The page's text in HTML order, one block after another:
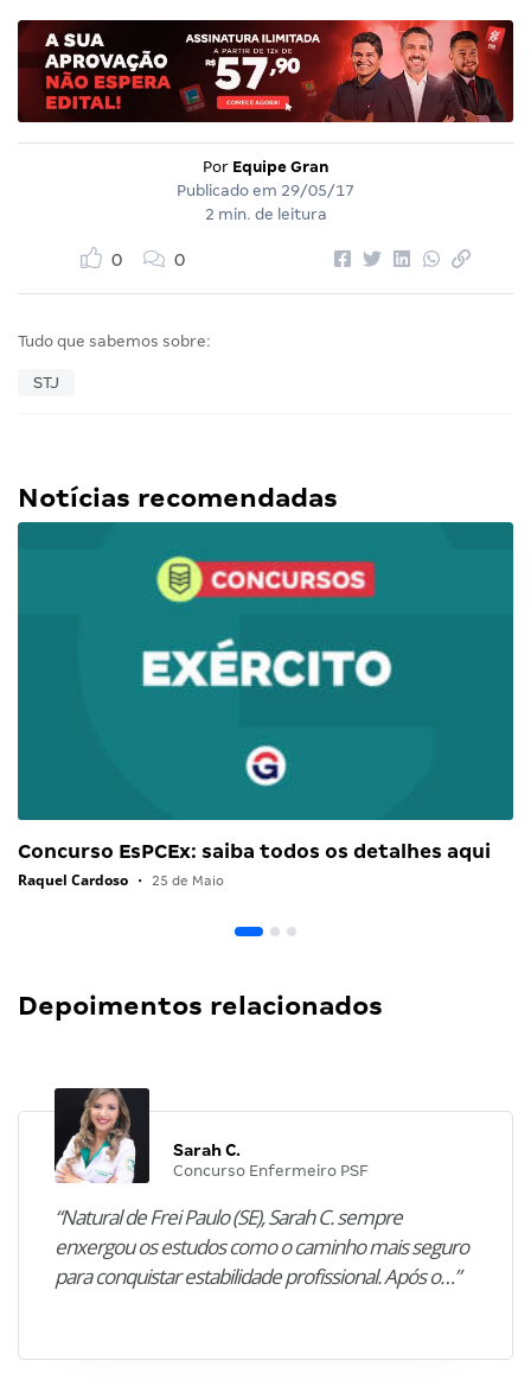
Por Equipe Gran
Publicado em 29/05/17
2 min. de leitura
0 0
Tudo que sabemos sobre:
STJ
Notícias recomendadas
Concurso EsPCEx: saiba todos os detalhes aqui
Raquel Cardoso • 25 de Maio
Depoimentos relacionados
Sarah C.
Concurso Enfermeiro PSF
“Natural de Frei Paulo (SE), Sarah C. sempre
enxergou os estudos como o caminho mais seguro
para conquistar estabilidade profissional. Após o…”